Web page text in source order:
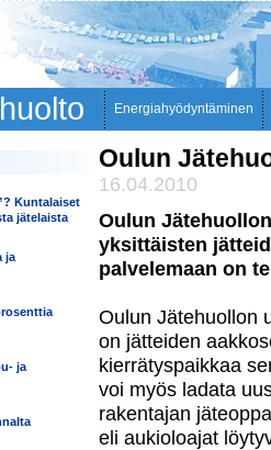
Energiahyödyntäminen
Kuntalaiset
jätelaista
ja
ja
Oulun
16.04.2010
Oulun
yksittäisten
palvelemaan on
Oulun Jätehuollon
on jätteiden
kierrätyspaikkaa
voi myös ladata
rakentajan
eli aukioloajat